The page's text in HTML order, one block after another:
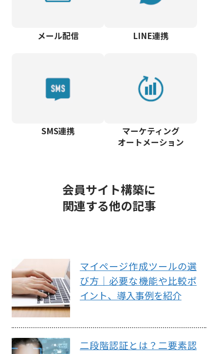
メール配信 LINE連携
SMS連携
マーケティング
オートメーション
会員サイト構築に
関連する他の記事
マイページ作成ツールの選
び方｜必要な機能や比較ポ
イント、導入事例を紹介
二段階認証とは？二要素認